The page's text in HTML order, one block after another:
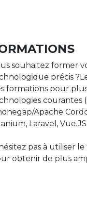
souhaitez former
précis
formations pour
courantes
Apache
Laravel,
pas à utiliser
obtenir de plus